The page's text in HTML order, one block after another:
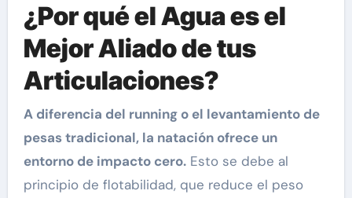
¿Por qué el Agua es el
Mejor Aliado de tus
Articulaciones?
A diferencia del running o el levantamiento de
pesas tradicional, la natación ofrece un
entorno de impacto cero.Esto se debe al
principio de flotabilidad, que reduce el peso